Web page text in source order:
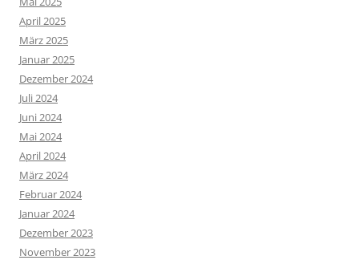
April 2025
März 2025
Januar 2025
Dezember 2024
Juli 2024
Juni 2024
Mai 2024
April 2024
März 2024
Februar 2024
Januar 2024
Dezember 2023
November 2023